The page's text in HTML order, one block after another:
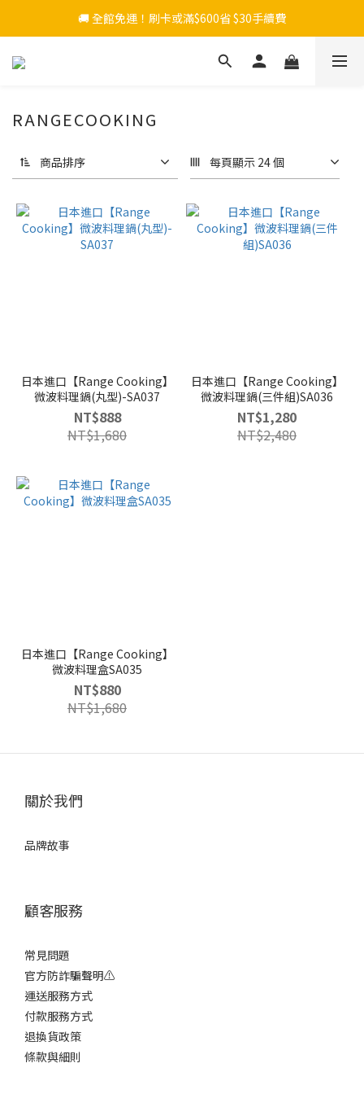
🚚 全館免運！刷卡或滿$600省 $30手續費
RANGECOOKING
商品排序 每頁顯示 24 個
日本進口【Range Cooking】
微波料理鍋(丸型)-SA037
NT$888
NT$1,680
日本進口【Range Cooking】
微波料理鍋(三件組)SA036
NT$1,280
NT$2,480
日本進口【Range Cooking】
微波料理盒SA035
NT$880
NT$1,680
關於我們
品牌故事
顧客服務
常見問題
官方防詐騙聲明⚠️
運送服務方式
付款服務方式
退換貨政策
條款與細則